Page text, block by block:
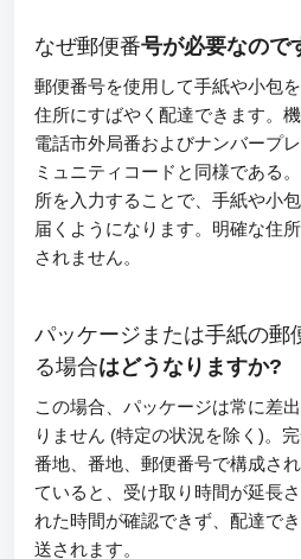
なぜ郵便番号が必要なので
郵便番号を使用して手紙や小包
住所にすばやく配達できます。
電話市外局番およびナンバープ
ミュニティコードと同様である
所を入力することで、手紙や小
届くようになります。明確な住
されません。
パッケージまたは手紙の郵
る場合はどうなりますか?
この場合、パッケージは常に差
りません (特定の状況を除く)。
番地、番地、郵便番号で構成さ
ていると、受け取り時間が延長
れた時間が確認できず、配達で
送されます。